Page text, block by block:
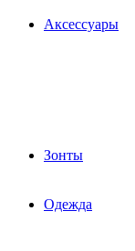
Аксессуары
Зонты
Одежда